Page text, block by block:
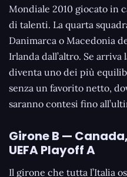
Mondiale 2010 giocato in
di talenti. La quarta
Danimarca o Macedonia
Irlanda dall’altro. Se
diventa uno dei più
senza un favorito netto,
saranno contesi fino
Girone B —
UEFA Playoff A
Il girone che tutta l’Italia